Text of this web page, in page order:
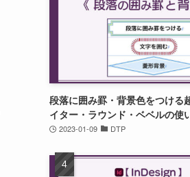
段落に囲み罫・背景色をつける
イター・ラウンド・ベベルの使
2023-01-09 DTP